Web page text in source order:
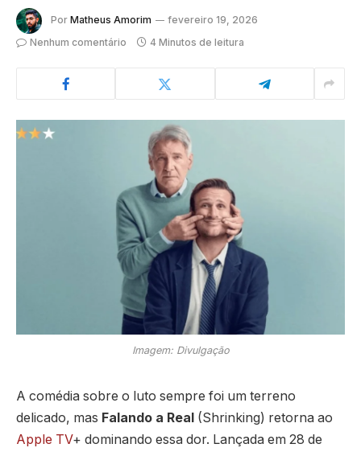
Por Matheus Amorim
fevereiro 19, 2026
Nenhum comentário
4 Minutos de leitura
Imagem: Divulgação
A comédia sobre o luto sempre foi um terreno
delicado, mas Falando a Real (Shrinking) retorna ao
Apple TV+ dominando essa dor. Lançada em 28 de